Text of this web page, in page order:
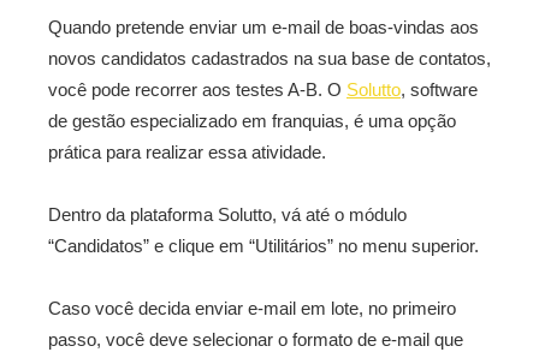
Quando pretende enviar um e-mail de boas-vindas aos
novos candidatos cadastrados na sua base de contatos,
você pode recorrer aos testes A-B. O Solutto, software
de gestão especializado em franquias, é uma opção
prática para realizar essa atividade.
Dentro da plataforma Solutto, vá até o módulo
“Candidatos” e clique em “Utilitários” no menu superior.
Caso você decida enviar e-mail em lote, no primeiro
passo, você deve selecionar o formato de e-mail que